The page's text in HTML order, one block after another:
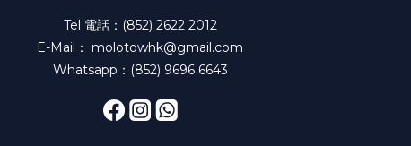
Tel 電話：(852) 2622 2012
E-Mail： molotowhk@gmail.com
Whatsapp：(852) 9696 6643